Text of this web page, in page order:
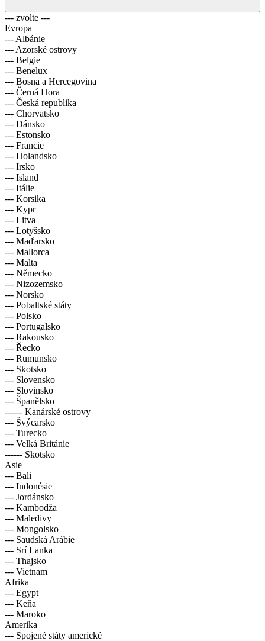
--- zvolte ---
Evropa
--- Albánie
--- Azorské ostrovy
--- Belgie
--- Benelux
--- Bosna a Hercegovina
--- Černá Hora
--- Česká republika
--- Chorvatsko
--- Dánsko
--- Estonsko
--- Francie
--- Holandsko
--- Irsko
--- Island
--- Itálie
--- Korsika
--- Kypr
--- Litva
--- Lotyšsko
--- Maďarsko
--- Mallorca
--- Malta
--- Německo
--- Nizozemsko
--- Norsko
--- Pobaltské státy
--- Polsko
--- Portugalsko
--- Rakousko
--- Řecko
--- Rumunsko
--- Skotsko
--- Slovensko
--- Slovinsko
--- Španělsko
------ Kanárské ostrovy
--- Švýcarsko
--- Turecko
--- Velká Británie
------ Skotsko
Asie
--- Bali
--- Indonésie
--- Jordánsko
--- Kambodža
--- Maledivy
--- Mongolsko
--- Saudská Arábie
--- Srí Lanka
--- Thajsko
--- Vietnam
Afrika
--- Egypt
--- Keňa
--- Maroko
Amerika
--- Spojené státy americké